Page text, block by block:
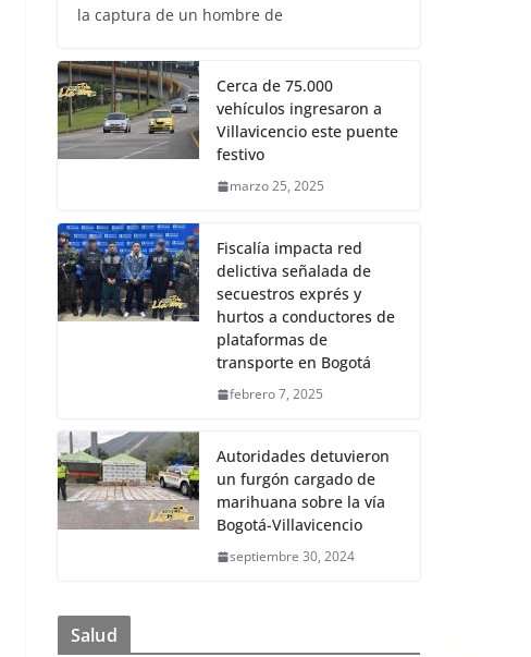
la captura de un hombre de
Cerca de 75.000
vehículos ingresaron a
Villavicencio este puente
festivo
marzo 25, 2025
Fiscalía impacta red
delictiva señalada de
secuestros exprés y
hurtos a conductores de
plataformas de
transporte en Bogotá
febrero 7, 2025
Autoridades detuvieron
un furgón cargado de
marihuana sobre la vía
Bogotá-Villavicencio
septiembre 30, 2024
Salud